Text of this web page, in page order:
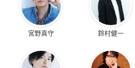
宮野真守 鈴村健一